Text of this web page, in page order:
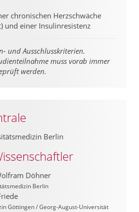
chronischen Herzschwäche
und einer Insulinresistenz
und Ausschlusskriterien.
muss vorab immer
werden.
Berlin
Döhner
Berlin
Göttingen / Georg-August-Universität